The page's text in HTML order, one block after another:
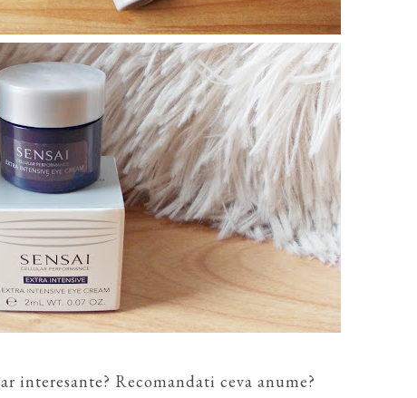
interesante? Recomandati ceva anume?